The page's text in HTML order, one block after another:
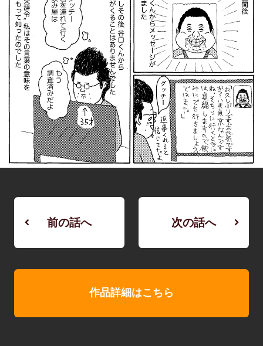
前の話へ 次の話へ
作品詳細はこちら